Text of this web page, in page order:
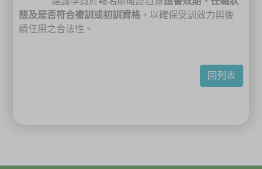
態及是否符合複訓或初訓資格 ，以確保受訓效力與後
續任用之合法性。
回列表